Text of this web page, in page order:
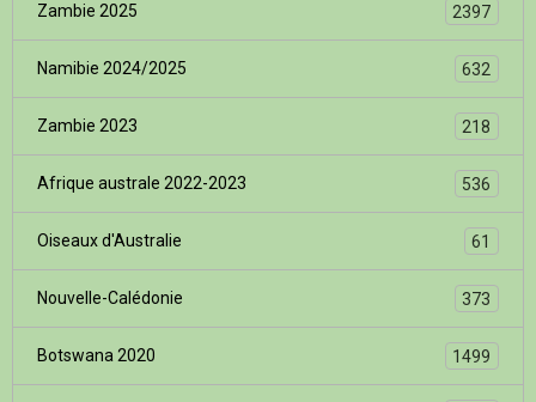
Zambie 2025 2397
Namibie 2024/2025 632
Zambie 2023 218
Afrique australe 2022-2023 536
Oiseaux d'Australie 61
Nouvelle-Calédonie 373
Botswana 2020 1499